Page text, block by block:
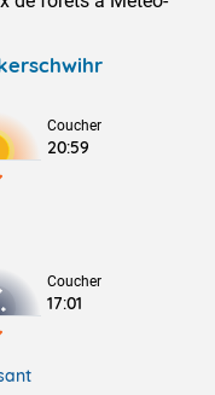
Coucher
20:59
Coucher
17:01